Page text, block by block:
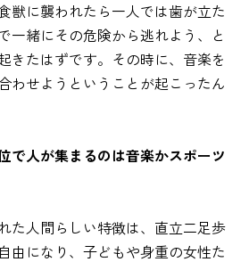
獣に襲われたら一人では歯が立た
一緒にその危険から逃れよう、と
きたはずです。その時に、音楽を
わせようということが起こったん
人が集まるのは音楽かスポーツ
た人間らしい特徴は、直立二足歩
由になり、子どもや身重の女性た